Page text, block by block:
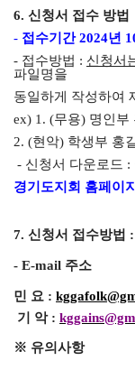
6. 신청서 접수 방법
- 접수기간2024년
- 접수방법 : 신청서
파일명을
동일하게 작성하여
ex) 1. (무용) 명인부
2. (현악) 학생부 홍
- 신청서 다운로드 :
경기도지회 홈페이지
7. 신청서 접수방법 :
- E-mail 주소
민 요 :
기 악 :
※ 유의사항